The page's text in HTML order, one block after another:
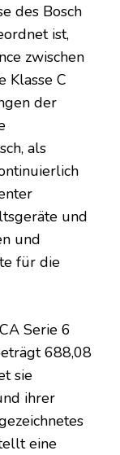
des Bosch
ist,
zwischen
Klasse C
der
als
und
und
für die
Serie 6
688,08
sie
ihrer
eine